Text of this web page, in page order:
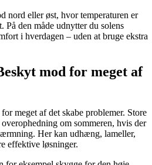
nord eller øst, hvor temperaturen er
På den måde udnytter du solens
i hverdagen – uden at bruge ekstra
mod for meget af
meget af det skabe problemer. Store
om sommeren, hvis der
Her kan udhæng, lameller,
effektive løsninger.